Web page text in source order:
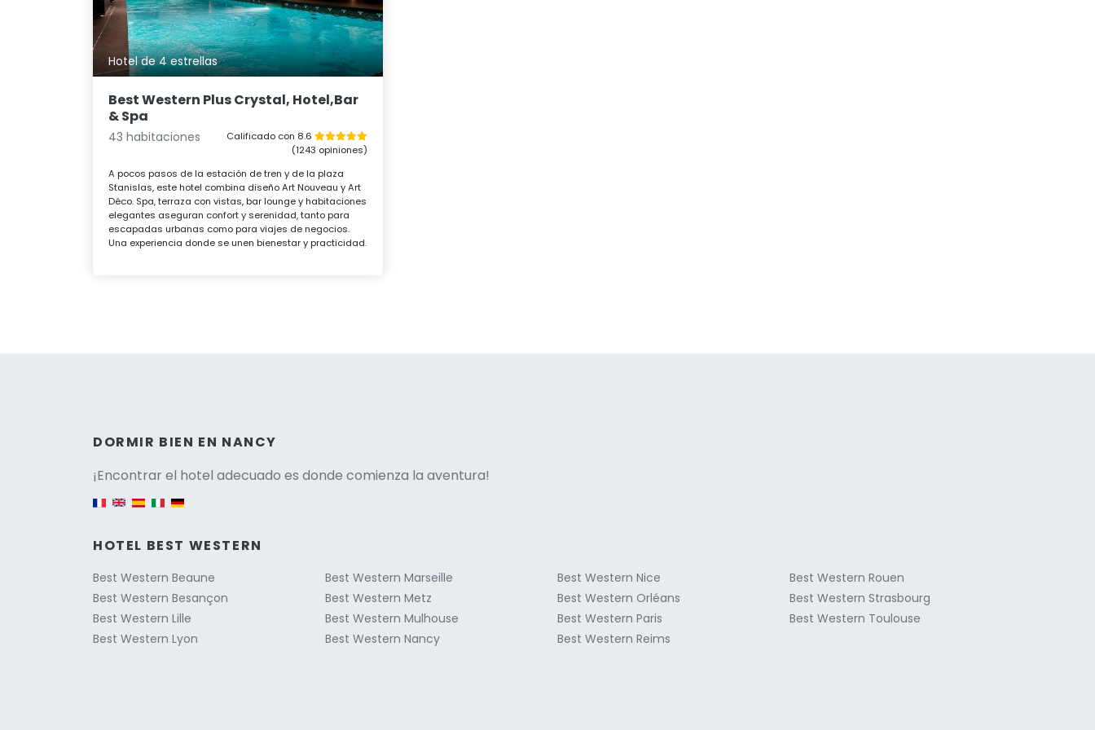
Hotel de 4 estrellas
Best Western Plus Crystal, Hotel,Bar
& Spa
43 habitaciones
Calificado con 8.6
(1243 opiniones)
A pocos pasos de la estación de tren y de la plaza
Stanislas, este hotel combina diseño Art Nouveau y Art
Déco. Spa, terraza con vistas, bar lounge y habitaciones
elegantes aseguran confort y serenidad, tanto para
escapadas urbanas como para viajes de negocios.
Una experiencia donde se unen bienestar y practicidad.
DORMIR BIEN EN NANCY
¡Encontrar el hotel adecuado es donde comienza la aventura!
Versione italiana
HOTEL BEST WESTERN
Best Western Beaune
Best Western Besançon
Best Western Lille
Best Western Lyon
Best Western Marseille
Best Western Metz
Best Western Mulhouse
Best Western Nancy
Best Western Nice
Best Western Orléans
Best Western Paris
Best Western Reims
Best Western Rouen
Best Western Strasbourg
Best Western Toulouse